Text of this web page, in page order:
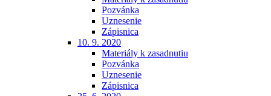
Pozvánka
Uznesenie
Zápisnica
10. 9. 2020
Materiály k zasadnutiu
Pozvánka
Uznesenie
Zápisnica